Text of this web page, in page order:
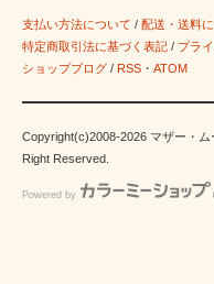
支払い方法について / 配送・送料
特定商取引法に基づく表記 / プラ
ショップブログ / RSS ・ ATOM
Copyright(c)2008-2026 マザー・
Right Reserved.
Powered by